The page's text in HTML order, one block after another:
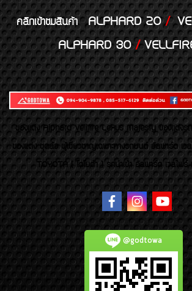
คลิกเข้าชมสินค้า ALPHARD 20/
ALPHARD 30/
ของเเต่ง Alphard Vellfire Lexus Majesty ของเเต่งร
ของแต่ง ชุดล้อ ผู้เชี่ยวชาญเฉพาะทางรถยนต์ อัลพาร์ด เวล
TOYOTA ( โตโยต้า ) รถนำเข้า อัลพาร์ด เวลไฟร์
@godtowa